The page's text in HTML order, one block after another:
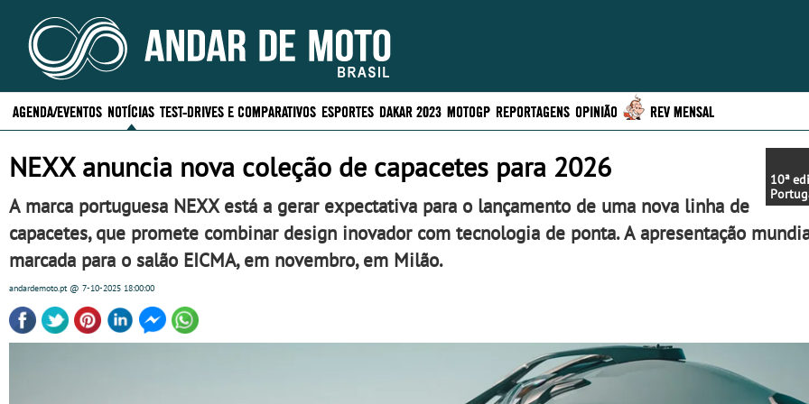
AGENDA/EVENTOS NOTÍCIAS TEST-DRIVES E COMPARATIVOS ESPORTES DAKAR 2023 MOTOGP REPORTAGENS OPINIÃO REV MENSAL
10ª
Off-
NEXX anuncia nova coleção de capacetes para 2026
A marca portuguesa NEXX está a gerar expectativa para o lançamento de uma nova linha de
capacetes, que promete combinar design inovador com tecnologia de ponta. A apresentação
marcada para o salão EICMA, em novembro, em Milão.
andardemoto.pt@ 7-10-2025 18:00:00